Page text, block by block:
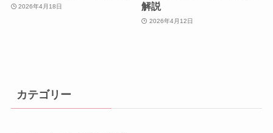
2026年4月18日
解説
2026年4月12日
カテゴリー